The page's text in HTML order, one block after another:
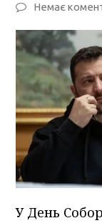
Немає
У День